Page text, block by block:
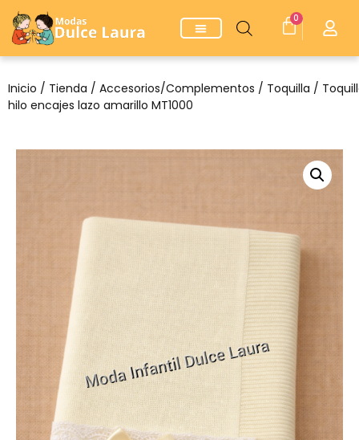
0
Inicio / Tienda / Accesorios/Complementos / Toquilla /
hilo encajes lazo amarillo MT1000